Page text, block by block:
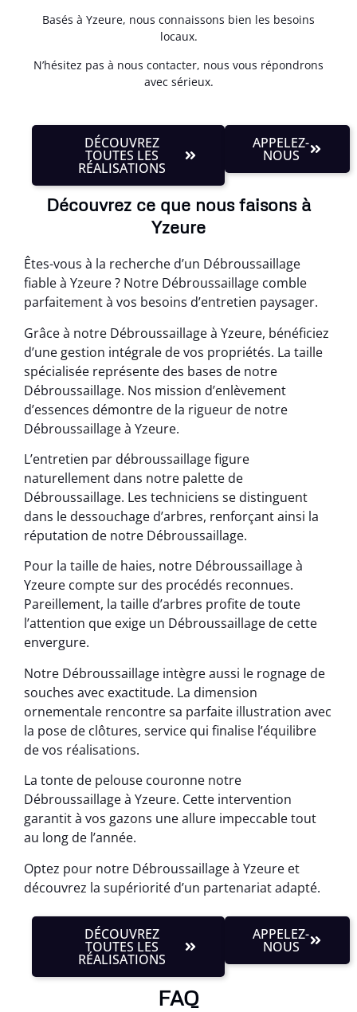
Basés à Yzeure, nous connaissons bien les besoins
locaux.
N’hésitez pas à nous contacter, nous vous répondrons
avec sérieux.
DÉCOUVREZ
TOUTES LES
RÉALISATIONS
APPELEZ-
NOUS
Découvrez ce que nous faisons à
Yzeure
Êtes-vous à la recherche d’un Débroussaillage
fiable à Yzeure ? Notre Débroussaillage comble
parfaitement à vos besoins d’entretien paysager.
Grâce à notre Débroussaillage à Yzeure, bénéficiez
d’une gestion intégrale de vos propriétés. La taille
spécialisée représente des bases de notre
Débroussaillage. Nos mission d’enlèvement
d’essences démontre de la rigueur de notre
Débroussaillage à Yzeure.
L’entretien par débroussaillage figure
naturellement dans notre palette de
Débroussaillage. Les techniciens se distinguent
dans le dessouchage d’arbres, renforçant ainsi la
réputation de notre Débroussaillage.
Pour la taille de haies, notre Débroussaillage à
Yzeure compte sur des procédés reconnues.
Pareillement, la taille d’arbres profite de toute
l’attention que exige un Débroussaillage de cette
envergure.
Notre Débroussaillage intègre aussi le rognage de
souches avec exactitude. La dimension
ornementale rencontre sa parfaite illustration avec
la pose de clôtures, service qui finalise l’équilibre
de vos réalisations.
La tonte de pelouse couronne notre
Débroussaillage à Yzeure. Cette intervention
garantit à vos gazons une allure impeccable tout
au long de l’année.
Optez pour notre Débroussaillage à Yzeure et
découvrez la supériorité d’un partenariat adapté.
DÉCOUVREZ
TOUTES LES
RÉALISATIONS
APPELEZ-
NOUS
FAQ